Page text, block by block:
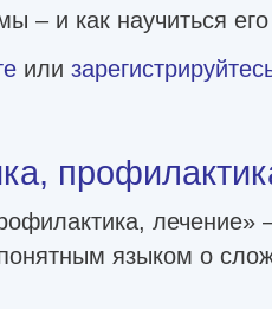
– и как научиться
Как читать сигналы своего тела
или
лечение»
языком о